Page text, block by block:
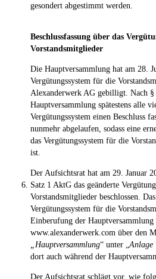
gesondert abgestimmt werden.
6.
Beschlussfassung über das
Vorstandsmitglieder
Die Hauptversammlung hat am 28.
Vergütungssystem für die
Alexanderwerk AG gebilligt. Nach §
Hauptversammlung spätestens alle
Vergütungssystem einen Beschluss
nunmehr abgelaufen, sodass eine
das Vergütungssystem für die
ist.
Der Aufsichtsrat hat am 29. Januar
Satz 1 AktG das geänderte
Vorstandsmitglieder beschlossen.
Vergütungssystem für die
Einberufung der
www.alexanderwerk.com über den
„Hauptversammlung“ unter „ Anlage
dort auch während der
Der Aufsichtsrat schlägt vor, wie